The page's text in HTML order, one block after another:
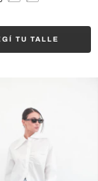
TU TALLE